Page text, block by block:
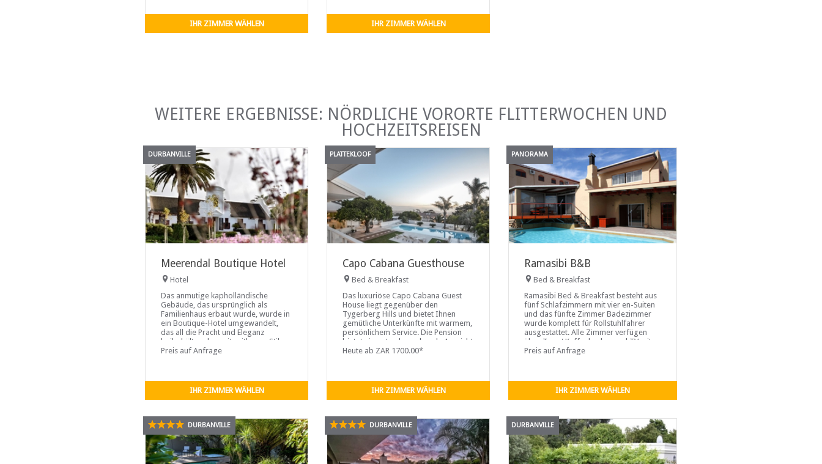
IHR ZIMMER WÄHLEN IHR ZIMMER WÄHLEN
WEITERE ERGEBNISSE: NÖRDLICHE VORORTE FLITTERWOCHEN UND
HOCHZEITSREISEN
DURBANVILLE
Meerendal Boutique Hotel
Hotel
Das anmutige kapholländische
Gebäude, das ursprünglich als
Familienhaus erbaut wurde, wurde in
ein Boutique-Hotel umgewandelt,
das all die Pracht und Eleganz
beibehält und es mit zeitlosem Stil
und ultimativem Luxus kombiniert.
Preis auf Anfrage
IHR ZIMMER WÄHLEN
PLATTEKLOOF
Capo Cabana Guesthouse
Bed & Breakfast
Das luxuriöse Capo Cabana Guest
House liegt gegenüber den
Tygerberg Hills und bietet Ihnen
gemütliche Unterkünfte mit warmem,
persönlichem Service. Die Pension
bietet eine atemberaubende Aussicht
auf den Tafelberg, die Table Bay und
Heute ab ZAR 1700.00*
IHR ZIMMER WÄHLEN
PANORAMA
Ramasibi B&B
Bed & Breakfast
Ramasibi Bed & Breakfast besteht aus
fünf Schlafzimmern mit vier en-Suiten
und das fünfte Zimmer Badezimmer
wurde komplett für Rollstuhlfahrer
ausgestattet. Alle Zimmer verfügen
über Tee- / Kaffeekocher und TV mit
DSTV sowie WLAN. Eine Honesty Bar ist
Preis auf Anfrage
IHR ZIMMER WÄHLEN
DURBANVILLE DURBANVILLE DURBANVILLE